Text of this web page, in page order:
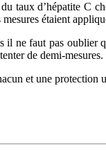
taux d’hépatite C
étaient
il ne faut pas
de demi-
et une protection